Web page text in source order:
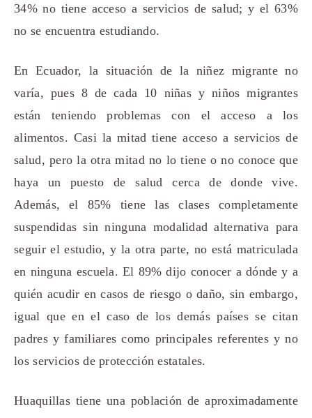
34% no tiene acceso a servicios de salud; y el 63%
no se encuentra estudiando.
En Ecuador, la situación de la niñez migrante no
varía, pues 8 de cada 10 niñas y niños migrantes
están teniendo problemas con el acceso a los
alimentos. Casi la mitad tiene acceso a servicios de
salud, pero la otra mitad no lo tiene o no conoce que
haya un puesto de salud cerca de donde vive.
Además, el 85% tiene las clases completamente
suspendidas sin ninguna modalidad alternativa para
seguir el estudio, y la otra parte, no está matriculada
en ninguna escuela. El 89% dijo conocer a dónde y a
quién acudir en casos de riesgo o daño, sin embargo,
igual que en el caso de los demás países se citan
padres y familiares como principales referentes y no
los servicios de protección estatales.
Huaquillas tiene una población de aproximadamente